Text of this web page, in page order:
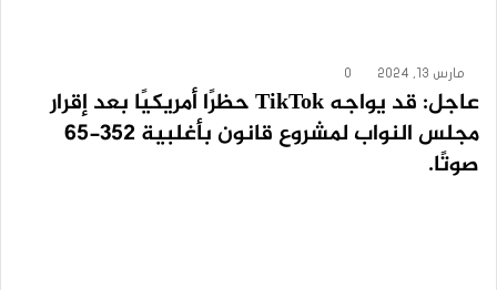
مارس 13, 2024 0
عاجل: قد يواجه TikTok حظرًا أمريكيًا بعد إقرار
مجلس النواب لمشروع قانون بأغلبية 352-65
صوتًا.